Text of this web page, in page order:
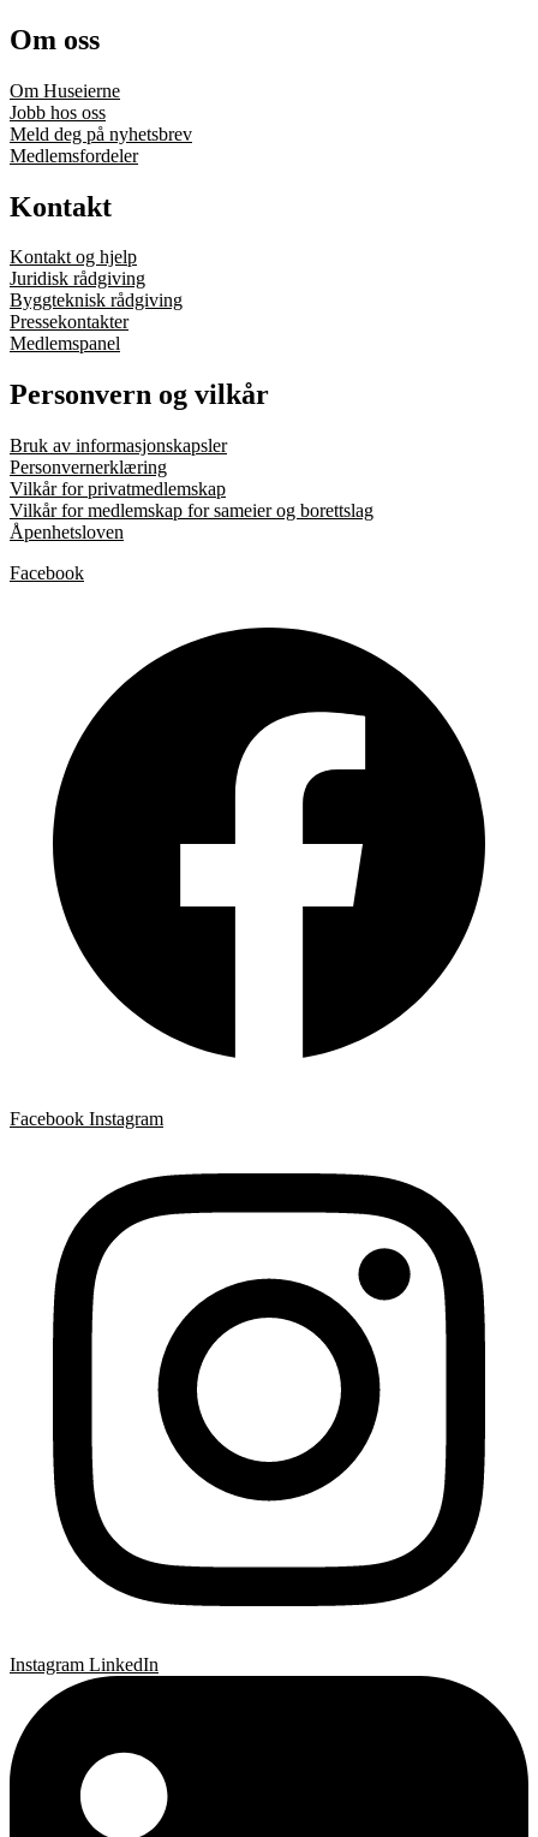
Om oss
Om Huseierne
Jobb hos oss
Meld deg på nyhetsbrev
Medlemsfordeler
Kontakt
Kontakt og hjelp
Juridisk rådgiving
Byggteknisk rådgiving
Pressekontakter
Medlemspanel
Personvern og vilkår
Bruk av informasjonskapsler
Personvernerklæring
Vilkår for privatmedlemskap
Vilkår for medlemskap for sameier og borettslag
Åpenhetsloven
Facebook
Facebook Instagram
Instagram LinkedIn